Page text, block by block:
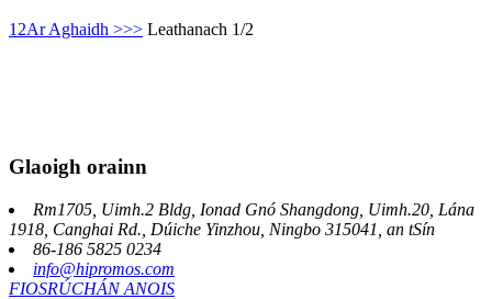
1 2Ar Aghaidh >>> Leathanach 1/2
Glaoigh orainn
Rm1705, Uimh.2 Bldg, Ionad Gnó Shangdong, Uimh.20, Lána
1918, Canghai Rd., Dúiche Yinzhou, Ningbo 315041, an tSín
86-186 5825 0234
info@hipromos.com
FIOSRÚCHÁN ANOIS